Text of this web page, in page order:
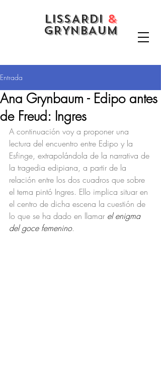
LISSARDI &
GRYNBAUM
Entrada
Ana Grynbaum - Edipo antes
de Freud: Ingres
A continuación voy a proponer una
lectura del encuentro entre Edipo y la
Esfinge, extrapolándola de la narrativa de
la tragedia edipiana, a partir de la
relación entre los dos cuadros que sobre
el tema pintó Ingres. Ello implica situar en
el centro de dicha escena la cuestión de
lo que se ha dado en llamar el enigma
del goce femenino.